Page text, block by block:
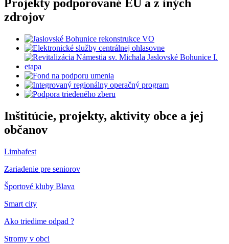
Projekty podporované EÚ a z iných
zdrojov
Inštitúcie, projekty, aktivity obce a jej
občanov
Limbafest
Zariadenie pre seniorov
Športové kluby Blava
Smart city
Ako triedime odpad ?
Stromy v obci